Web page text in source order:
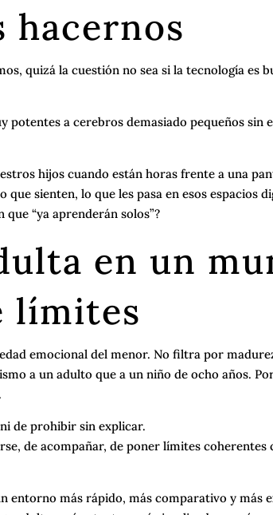
hacernos
quizá la cuestión no sea si la tecnología es
potentes a cerebros demasiado pequeños sin
hijos cuando están horas frente a una
que sienten, lo que les pasa en esos espacios
“ya aprenderán solos”?
en un
límites
emocional del menor. No filtra por
a un adulto que a un niño de ocho años.
de prohibir sin explicar.
de acompañar, de poner límites coherentes
entorno más rápido, más comparativo y más